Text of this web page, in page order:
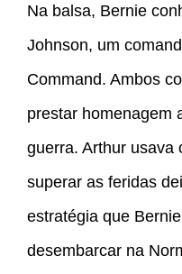
Na balsa, Bernie
Johnson, um
Command. Ambos
prestar homenagem
guerra. Arthur usava
superar as feridas
estratégia que
desembarcar na